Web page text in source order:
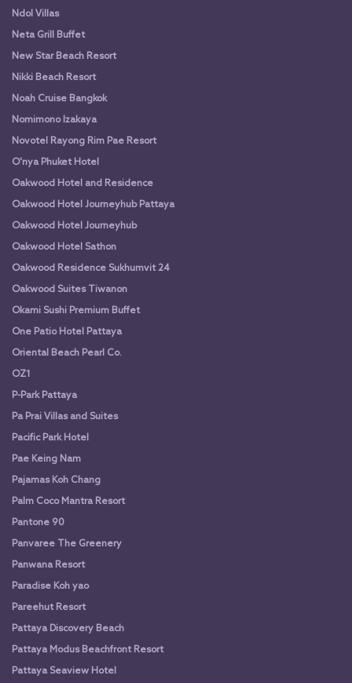
Ndol Villas
Neta Grill Buffet
New Star Beach Resort
Nikki Beach Resort
Noah Cruise Bangkok
Nomimono Izakaya
Novotel Rayong Rim Pae Resort
O'nya Phuket Hotel
Oakwood Hotel and Residence
Oakwood Hotel Journeyhub Pattaya
Oakwood Hotel Journeyhub
Oakwood Hotel Sathon
Oakwood Residence Sukhumvit 24
Oakwood Suites Tiwanon
Okami Sushi Premium Buffet
One Patio Hotel Pattaya
Oriental Beach Pearl Co.
OZ1
P-Park Pattaya
Pa Prai Villas and Suites
Pacific Park Hotel
Pae Keing Nam
Pajamas Koh Chang
Palm Coco Mantra Resort
Pantone 90
Panvaree The Greenery
Panwana Resort
Paradise Koh yao
Pareehut Resort
Pattaya Discovery Beach
Pattaya Modus Beachfront Resort
Pattaya Seaview Hotel